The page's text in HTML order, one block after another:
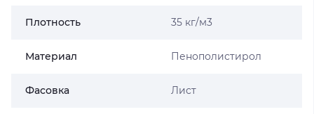
Плотность 35 кг/м3
Материал Пенополистирол
Фасовка Лист